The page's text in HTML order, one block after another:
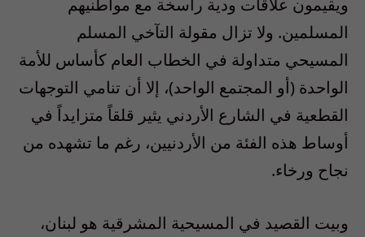
ويقيمون علاقات ودية راسخة مع مواطنيهم
المسلمين. ولا تزال مقولة التآخي المسلم
المسيحي متداولة في الخطاب العام كأساس للأمة
الواحدة (أو المجتمع الواحد)، إلا أن تنامي التوجهات
القطعية في الشارع الأردني يثير قلقاً متزايداً في
أوساط هذه الفئة من الأردنيين، رغم ما تشهده من
نجاح ورخاء.
وبيت القصيد في المسيحية المشرقية هو لبنان،